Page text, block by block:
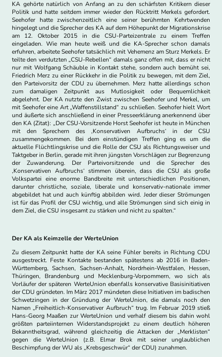
KA gehörte natürlich von Anfang an zu den schärfsten Kritikern dieser
Politik und hatte seitdem immer wieder den Rücktritt Merkels gefordert.
Seehofer hatte zwischenzeitlich eine seiner berühmten Kehrtwenden
hingelegt und die Sprecher des KA auf dem Höhepunkt der Migrationskrise
am 12. Oktober 2015 in die CSU-Parteizentrale zu einem Treffen
eingeladen. Wie man heute weiß und die KA-Sprecher schon damals
erfuhren, arbeitete Seehofer tatsächlich mit Vehemenz am Sturz Merkels. Er
teilte den verdutzten „CSU-Rebellen“ damals ganz offen mit, dass er nicht
nur mit Wolfgang Schäuble in Kontakt stehe, sondern auch bemüht sei,
Friedrich Merz zu einer Rückkehr in die Politik zu bewegen, mit dem Ziel,
den Parteivorsitz der CDU zu übernehmen. Merz hatte allerdings schon
zum damaligen Zeitpunkt aus Mutlosigkeit oder Bequemlichkeit
abgelehnt. Der KA nutzte den Zwist zwischen Seehofer und Merkel, um
mit Seehofer eine Art „Waffenstillstand“ zu schließen. Seehofer hielt Wort
und äußerte sich anschließend in einer Presseerklärung anerkennend über
den KA (Zitat): „Der CSU-Vorsitzende Horst Seehofer ist heute in München
mit den Sprechern des ‚Konservativen Aufbruchs‘ in der CSU
zusammengekommen. Bei dem einstündigen Treffen ging es um die
aktuelle Flüchtlingskrise und die Rolle der CSU als Richtungsweiser und
Taktgeber in Berlin, gerade mit ihren jüngsten Vorschlägen zur Begrenzung
der Zuwanderung. Der Parteivorsitzende und die Sprecher des
‚Konservativen Aufbruchs‘ stimmen überein, dass die CSU als große
Volkspartei eine enorme Bandbreite mit unterschiedlichen Positionen,
darunter christliche, soziale, liberale und konservativ-nationale immer
abgebildet hat und auch künftig abbilden wird. Jeder dieser Strömungen
ist für das Profil der CSU wichtig, und alle Strömungen sind sich einig in
dem Ziel, die CSU insgesamt zu stärken und nicht zu spalten.“
Der KA als Keimzelle der WerteUnion
Zu diesem Zeitpunkt hatte der KA seine Fühler bereits in Richtung CDU
ausgestreckt. Feste Kontakte bestanden spätestens ab 2016 in Baden-
Württemberg, Sachsen, Sachsen-Anhalt, Nordrhein-Westfalen, Hessen,
Thüringen, Brandenburg und Mecklenburg-Vorpommern, wo sich als
Vorläufer der späteren WerteUnion ebenfalls konservative Basisinitiativen
der CDU gründeten. Im März 2017 mündeten diese Initiativen im badischen
Schwetzingen in der Gründung der WerteUnion, die damals noch den
Namen „Freiheitlich-Konservativer Aufbruch“ trug. Im Februar 2019 stieß
Hans-Georg Maaßen zur WerteUnion und verhalf diesem bis dahin wohl
größten parteiinternen Widerstandsprojekt zu einem deutlich höheren
Bekanntheitsgrad, während gleichzeitig die Attacken der „Merklisten“
gegen die WerteUnion (z.B. Elmar Brok mit seiner unglaublichen
Beschimpfung der WU als „Krebsgeschwür“ der CDU) zunahmen.